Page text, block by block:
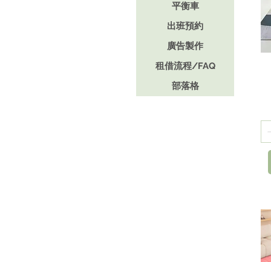
平衡車
出班預約
廣告製作
租借流程/FAQ
部落格